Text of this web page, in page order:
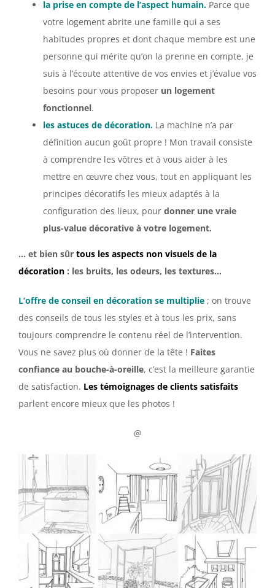
la prise en compte de l’aspect humain. Parce que
votre logement abrite une famille qui a ses
habitudes propres et dont chaque membre est une
personne qui mérite qu’on la prenne en compte, je
suis à l’écoute attentive de vos envies et j’évalue vos
besoins pour vous proposer un logement
fonctionnel.
les astuces de décoration. La machine n’a par
définition aucun goût propre ! Mon travail consiste
à comprendre les vôtres et à vous aider à les
mettre en œuvre chez vous, tout en appliquant les
principes décoratifs les mieux adaptés à la
configuration des lieux, pour donner une vraie
plus-value décorative à votre logement.
… et bien sûr tous les aspects non visuels de la
décoration : les bruits, les odeurs, les textures…
L’offre de conseil en décoration se multiplie ; on trouve
des conseils de tous les styles et à tous les prix, sans
toujours comprendre le contenu réel de l’intervention.
Vous ne savez plus où donner de la tête ! Faites
confiance au bouche-à-oreille, c’est la meilleure garantie
de satisfaction. Les témoignages de clients satisfaits
parlent encore mieux que les photos !
@